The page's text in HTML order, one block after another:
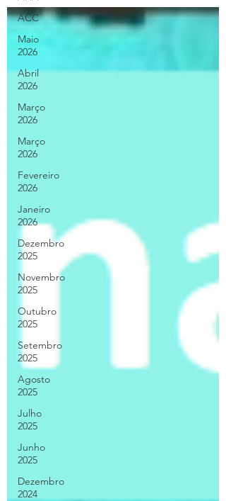
ACC
Maio
2026
Abril
2026
Março
2026
Março
2026
Fevereiro
2026
Janeiro
2026
Dezembro
2025
Novembro
2025
Outubro
2025
Setembro
2025
Agosto
2025
Julho
2025
Junho
2025
Dezembro
2024